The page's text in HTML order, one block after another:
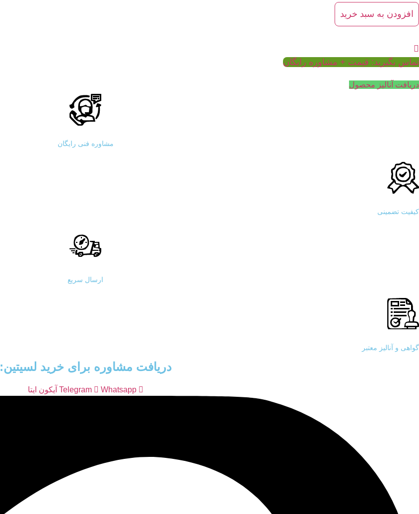
لسیتین
عددافزودن به سبد خرید
تماس بگیرید: قیمت + مشاوره رایگان
دریافت آنالیز محصول
مشاوره فنی رایگان
کیفیت تضمینی
ارسال سریع
گواهی و آنالیز معتبر
دریافت مشاوره برای خرید لسیتین:
Telegram Whatsapp آیکون ایتا